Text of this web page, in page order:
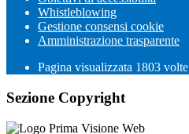
Whistleblowing
Gestione consensi cookie
Amministrazione trasparente
Pagina visualizzata 1803 volte
Sezione Copyright